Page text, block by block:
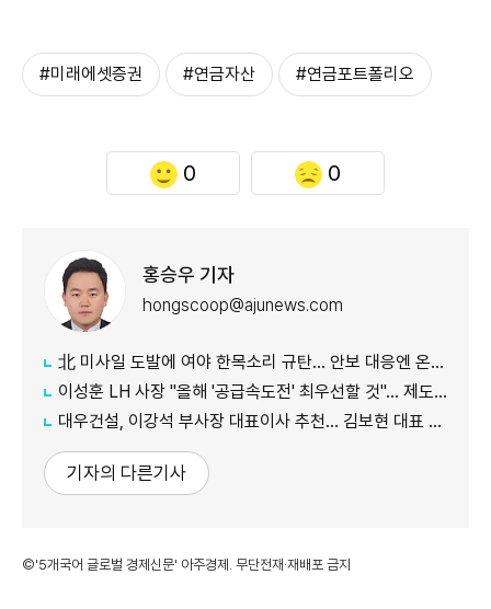
#미래에셋증권 #연금자산 #연금포트폴리오
0 0
홍승우 기자
hongscoop@ajunews.com
北 미사일 도발에 여야 한목소리 규탄… 안보 대응엔 온도차
이성훈 LH 사장 "올해 '공급속도전' 최우선할 것"… 제도 개선·직원 참여 독려
대우건설, 이강석 부사장 대표이사 추천… 김보현 대표 용퇴
기자의 다른기사
©'5개국어 글로벌 경제신문' 아주경제. 무단전재·재배포 금지